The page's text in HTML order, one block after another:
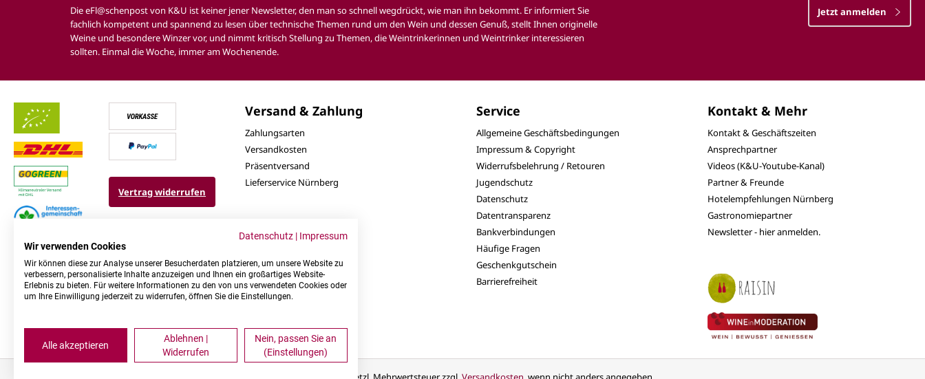
Die eFl@schenpost von K&U ist keiner jener Newsletter, den man so schnell wegdrückt, wie man ihn bekommt. Er informiert Sie
fachlich kompetent und spannend zu lesen über technische Themen rund um den Wein und dessen Genuß, stellt Ihnen originelle
Weine und besondere Winzer vor, und nimmt kritisch Stellung zu Themen, die Weintrinkerinnen und Weintrinker interessieren
sollten. Einmal die Woche, immer am Wochenende.
Jetzt anmelden
Vertrag widerrufen
Versand & Zahlung
Zahlungsarten
Versandkosten
Präsentversand
Lieferservice Nürnberg
Service
Allgemeine Geschäftsbedingungen
Impressum & Copyright
Widerrufsbelehrung / Retouren
Jugendschutz
Datenschutz
Datentransparenz
Bankverbindungen
Häufige Fragen
Geschenkgutschein
Barrierefreiheit
Kontakt & Mehr
Kontakt & Geschäftszeiten
Ansprechpartner
Videos (K&U-Youtube-Kanal)
Partner & Freunde
Hotelempfehlungen Nürnberg
Gastronomiepartner
Newsletter - hier anmelden.
Datenschutz | Impressum
Wir verwenden Cookies
Wir können diese zur Analyse unserer Besucherdaten platzieren, um unsere Website zu
verbessern, personalisierte Inhalte anzuzeigen und Ihnen ein großartiges Website-
Erlebnis zu bieten. Für weitere Informationen zu den von uns verwendeten Cookies oder
um Ihre Einwilligung jederzeit zu widerrufen, öffnen Sie die Einstellungen.
Alle akzeptieren
Ablehnen |
Widerrufen
Nein, passen Sie an
(Einstellungen)